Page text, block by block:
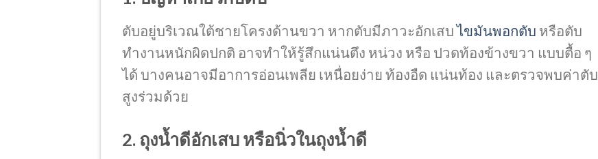
ตับอยู่บริเวณใต้ชายโครงด้านขวา หากตับมีภาวะอักเสบไขมันพอกตับ หรือตับ
ทำงานหนักผิดปกติ อาจทำให้รู้สึกแน่นตึง หน่วง หรือ ปวดท้องข้างขวา แบบตื้อ ๆ
ได้ บางคนอาจมีอาการอ่อนเพลีย เหนื่อยง่าย ท้องอืด แน่นท้อง และตรวจพบค่าตับ
สูงร่วมด้วย
2. ถุงน้ำดีอักเสบ หรือนิ่วในถุงน้ำดี